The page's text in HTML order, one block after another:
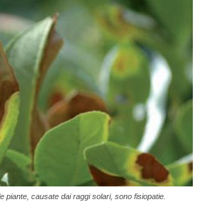
piante, causate dai raggi solari, sono fisiopatie.